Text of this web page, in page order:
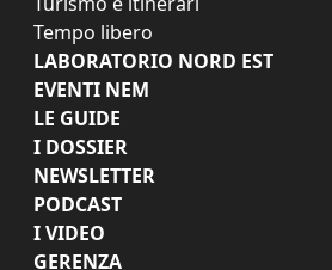
Tempo libero
LABORATORIO NORD EST
EVENTI NEM
LE GUIDE
I DOSSIER
NEWSLETTER
PODCAST
I VIDEO
GERENZA